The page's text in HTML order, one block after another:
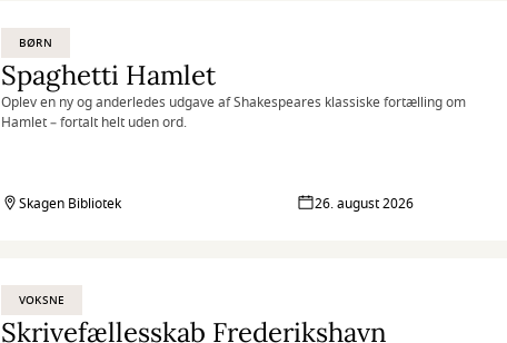
BØRN
Spaghetti Hamlet
Oplev en ny og anderledes udgave af Shakespeares klassiske fortælling om
Hamlet – fortalt helt uden ord.
Skagen Bibliotek 26. august 2026
VOKSNE
Skrivefællesskab Frederikshavn